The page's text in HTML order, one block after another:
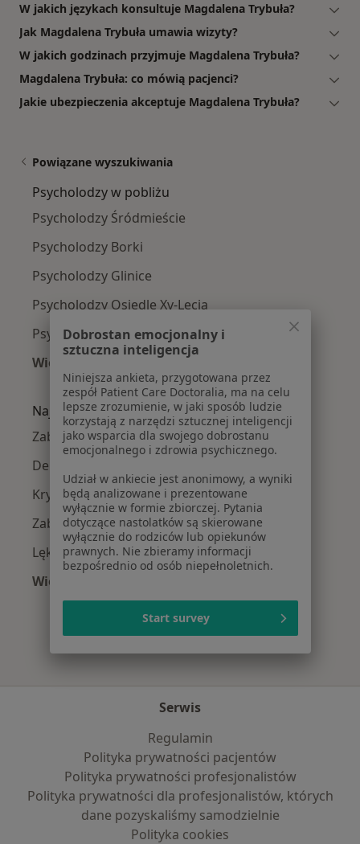
W jakich językach konsultuje Magdalena Trybuła?
Jak Magdalena Trybuła umawia wizyty?
W jakich godzinach przyjmuje Magdalena Trybuła?
Magdalena Trybuła: co mówią pacjenci?
Jakie ubezpieczenia akceptuje Magdalena Trybuła?
Powiązane wyszukiwania
Psycholodzy w pobliżu
Psycholodzy Śródmieście
Psycholodzy Borki
Psycholodzy Glinice
Psycholodzy Osiedle Xv-Lecia
Psycholodzy Planty
Więcej (15)
Więcej w kategorii: Psycholodzy w pobliżu
Najczęście leczone choroby
Zaburzenia emocjonalne w Radomiu
Depresja w Radomiu
Kryzys emocjonalny w Radomiu
Zaburzenia nastroju w Radomiu
Lęki w Radomiu
Więcej (15)
Więcej w kategorii: Najczęście leczone
Serwis
Regulamin
Polityka prywatności pacjentów
Polityka prywatności profesjonalistów
Polityka prywatności dla profesjonalistów, których
dane pozyskaliśmy samodzielnie
Polityka cookies
Dobrostan emocjonalny i
sztuczna inteligencja
Niniejsza ankieta, przygotowana przez
zespół Patient Care Doctoralia, ma na celu
lepsze zrozumienie, w jaki sposób ludzie
korzystają z narzędzi sztucznej inteligencji
jako wsparcia dla swojego dobrostanu
emocjonalnego i zdrowia psychicznego.
Udział w ankiecie jest anonimowy, a wyniki
będą analizowane i prezentowane
wyłącznie w formie zbiorczej. Pytania
dotyczące nastolatków są skierowane
wyłącznie do rodziców lub opiekunów
prawnych. Nie zbieramy informacji
bezpośrednio od osób niepełnoletnich.
Start survey